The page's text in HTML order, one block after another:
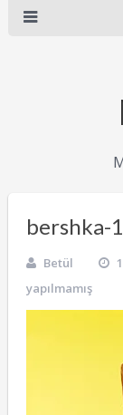
bershka-
Betül
yapılmamış